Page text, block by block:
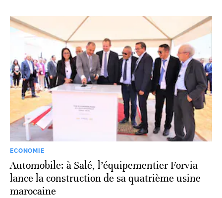
ECONOMIE
Automobile: à Salé, l’équipementier Forvia
lance la construction de sa quatrième usine
marocaine